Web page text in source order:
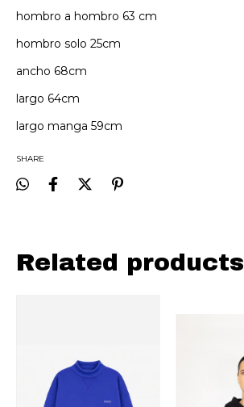
hombro a hombro 63 cm
hombro solo 25cm
ancho 68cm
largo 64cm
largo manga 59cm
SHARE
Related products